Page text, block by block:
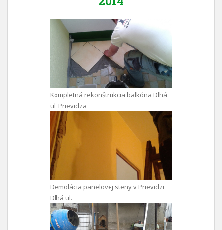
Kompletná rekonštrukcia balkóna Dlhá
ul. Prievidza
Demolácia panelovej steny v Prievidzi
Dlhá ul.